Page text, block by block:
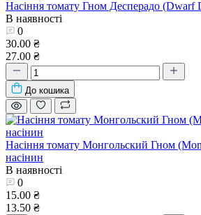
Насіння томату Гном Десперадо (Dwarf
В наявності
0
30.00 ₴
27.00 ₴
До кошика
Насіння томату Монгольский Гном
насінин
В наявності
0
15.00 ₴
13.50 ₴